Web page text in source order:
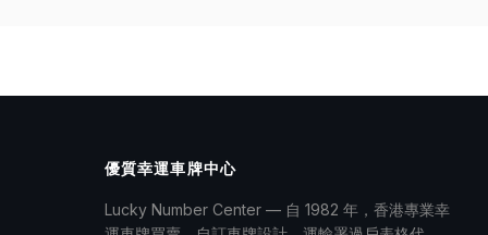
優質幸運車牌中心
Lucky Number Center — 自 1982 年，香港專業幸